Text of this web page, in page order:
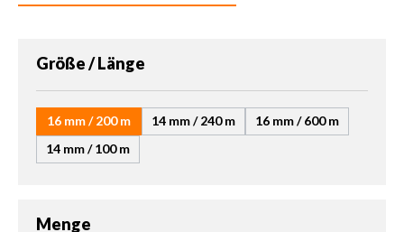
Größe / Länge
16 mm / 200 m 14 mm / 240 m
16 mm / 600 m
14 mm / 100 m
Menge